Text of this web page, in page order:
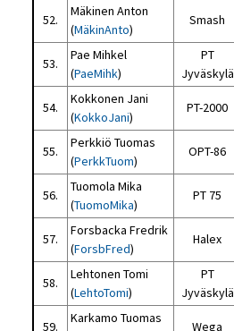
52.
Mäkinen Anton
(MäkinAnto)
Smash
53.
Pae Mihkel
(PaeMihk)
PT
Jyväskylä
54.
Kokkonen Jani
(KokkoJani)
PT-2000
55.
Perkkiö Tuomas
(PerkkTuom)
OPT-86
56.
Tuomola Mika
(TuomoMika)
PT 75
57.
Forsbacka Fredrik
(ForsbFred)
Halex
58.
Lehtonen Tomi
(LehtoTomi)
PT
Jyväskylä
59.
Karkamo Tuomas
Wega